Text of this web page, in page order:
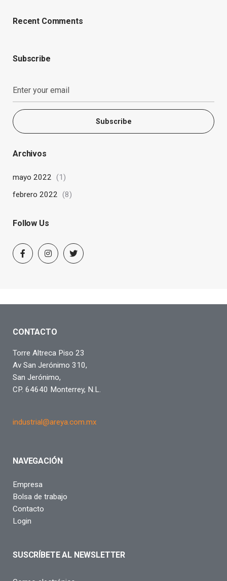
Recent Comments
Subscribe
Subscribe
Archivos
mayo 2022 (1)
febrero 2022 (8)
Follow Us
CONTACTO
Torre Altreca Piso 23
Av San Jerónimo 310,
San Jerónimo,
CP. 64640 Monterrey, N.L.
industrial@areya.com.mx
NAVEGACIÓN
Empresa
Bolsa de trabajo
Contacto
Login
SUSCRÍBETE AL NEWSLETTER